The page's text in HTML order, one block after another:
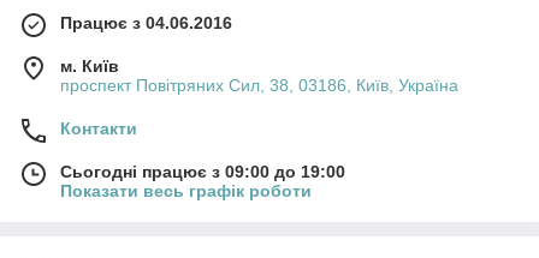
Працює з 04.06.2016
м. Київ
проспект Повітряних Сил, 38, 03186, Київ, Україна
Контакти
Сьогодні працює з 09:00 до 19:00
Показати весь графік роботи